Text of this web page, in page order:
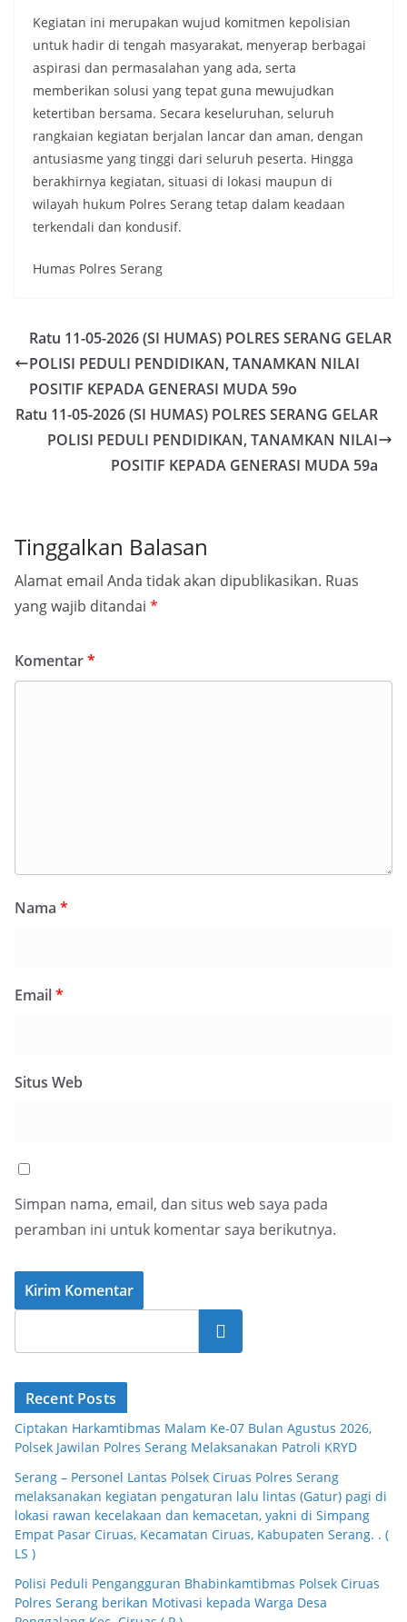
Kegiatan ini merupakan wujud komitmen kepolisian
untuk hadir di tengah masyarakat, menyerap berbagai
aspirasi dan permasalahan yang ada, serta
memberikan solusi yang tepat guna mewujudkan
ketertiban bersama. Secara keseluruhan, seluruh
rangkaian kegiatan berjalan lancar dan aman, dengan
antusiasme yang tinggi dari seluruh peserta. Hingga
berakhirnya kegiatan, situasi di lokasi maupun di
wilayah hukum Polres Serang tetap dalam keadaan
terkendali dan kondusif.
Humas Polres Serang
Ratu 11-05-2026 (SI HUMAS) POLRES SERANG GELAR
POLISI PEDULI PENDIDIKAN, TANAMKAN NILAI
POSITIF KEPADA GENERASI MUDA 59o
Ratu 11-05-2026 (SI HUMAS) POLRES SERANG GELAR
POLISI PEDULI PENDIDIKAN, TANAMKAN NILAI
POSITIF KEPADA GENERASI MUDA 59a
Tinggalkan Balasan
Alamat email Anda tidak akan dipublikasikan. Ruas
yang wajib ditandai *
Komentar*
Nama *
Email*
Situs Web
Simpan nama, email, dan situs web saya pada
peramban ini untuk komentar saya berikutnya.
Cari
Recent Posts
Ciptakan Harkamtibmas Malam Ke-07 Bulan Agustus 2026,
Polsek Jawilan Polres Serang Melaksanakan Patroli KRYD
Serang – Personel Lantas Polsek Ciruas Polres Serang
melaksanakan kegiatan pengaturan lalu lintas (Gatur) pagi di
lokasi rawan kecelakaan dan kemacetan, yakni di Simpang
Empat Pasar Ciruas, Kecamatan Ciruas, Kabupaten Serang. . (
LS )
Polisi Peduli Pengangguran Bhabinkamtibmas Polsek Ciruas
Polres Serang berikan Motivasi kepada Warga Desa